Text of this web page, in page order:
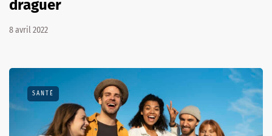
draguer
8 avril 2022
SANTÉ